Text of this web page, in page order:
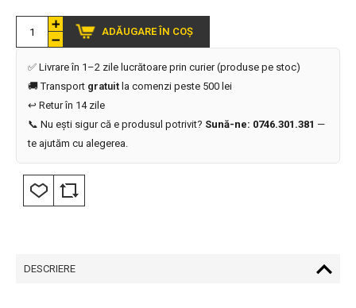
ADĂUGARE ÎN COȘ
✅ Livrare în 1–2 zile lucrătoare prin curier (produse pe stoc)
🚚 Transport gratuit la comenzi peste 500 lei
↩️ Retur în 14 zile
📞 Nu ești sigur că e produsul potrivit? Sună-ne: 0746.301.381 —
te ajutăm cu alegerea.
DESCRIERE